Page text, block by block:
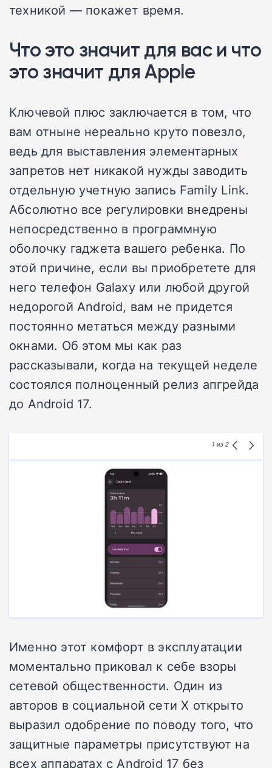
техникой — покажет время.
Что это значит для вас и что
это значит для Apple
Ключевой плюс заключается в том, что
вам отныне нереально круто повезло,
ведь для выставления элементарных
запретов нет никакой нужды заводить
отдельную учетную запись Family Link.
Абсолютно все регулировки внедрены
непосредственно в программную
оболочку гаджета вашего ребенка. По
этой причине, если вы приобретете для
него телефон Galaxy или любой другой
недорогой Android, вам не придется
постоянно метаться между разными
окнами. Об этом мы как раз
рассказывали, когда на текущей неделе
состоялся полноценный релиз апгрейда
до Android 17.
1 из 2
Именно этот комфорт в эксплуатации
моментально приковал к себе взоры
сетевой общественности. Один из
авторов в социальной сети X открыто
выразил одобрение по поводу того, что
защитные параметры присутствуют на
всех аппаратах с Android 17 без